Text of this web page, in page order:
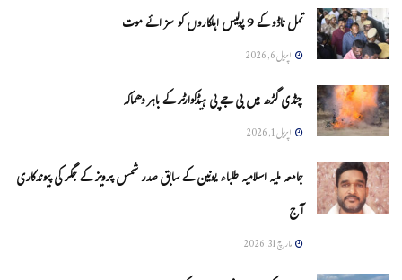
تمل ناڈو کے 9 پولیس اہلکاروں کو سزائے موت
اپریل 6, 2026
چنڈی گڑھ میں بی جے پی ہیڈکوارٹر کے باہر دھماکہ
اپریل 1, 2026
جامعہ ملیہ اسلامیہ طلباء یونین کے سابق صدر شمس پرویز کے جگر کی پیوندکاری
آج
مارچ 31, 2026